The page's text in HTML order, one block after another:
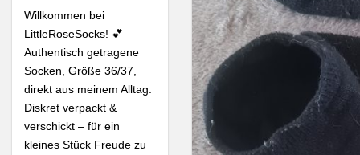
Willkommen bei
LittleRoseSocks! 💕
Authentisch getragene
Socken, Größe 36/37,
direkt aus meinem Alltag.
Diskret verpackt &
verschickt – für ein
kleines Stück Freude zu